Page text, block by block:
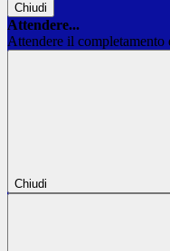
Chiudi
Attendere...
Attendere il completamento
Chiudi